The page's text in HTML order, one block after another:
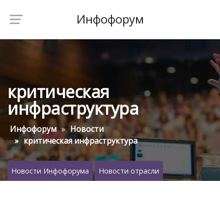
Инфофорум
критическая
инфраструктура
Инфофорум
Новости
критическая инфраструктура
Новости Инфофорума Новости отрасли